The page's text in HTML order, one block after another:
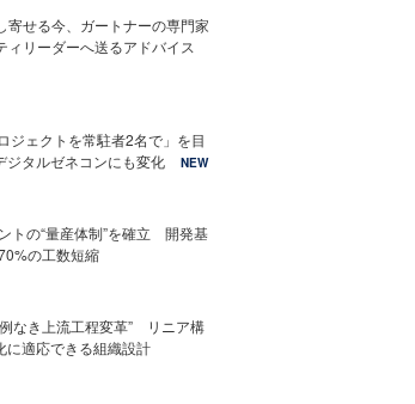
寄せる今、ガートナーの専門家
ィリーダーへ送るアドバイス
ジェクトを常駐者2名で」を目
ジタルゼネコンにも変化
NEW
トの“量産体制”を確立 開発基
の工数短縮
なき上流工程変革” リニア構
に適応できる組織設計